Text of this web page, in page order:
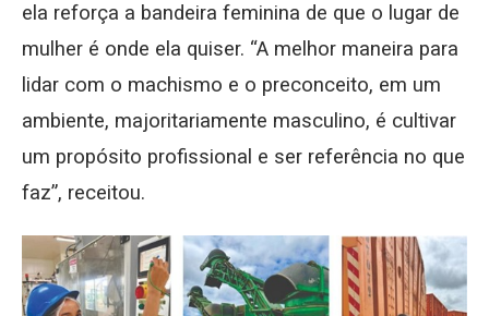
ela reforça a bandeira feminina de que o lugar de
mulher é onde ela quiser. “A melhor maneira para
lidar com o machismo e o preconceito, em um
ambiente, majoritariamente masculino, é cultivar
um propósito profissional e ser referência no que
faz”, receitou.